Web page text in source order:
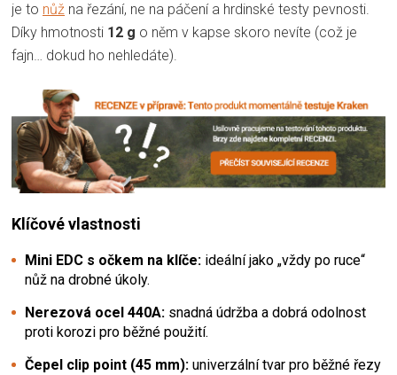
je to nůž na řezání, ne na páčení a hrdinské testy pevnosti.
Díky hmotnosti 12 g o něm v kapse skoro nevíte (což je
fajn… dokud ho nehledáte).
Klíčové vlastnosti
Mini EDC s očkem na klíče: ideální jako „vždy po ruce“
nůž na drobné úkoly.
Nerezová ocel 440A: snadná údržba a dobrá odolnost
proti korozi pro běžné použití.
Čepel clip point (45 mm): univerzální tvar pro běžné řezy